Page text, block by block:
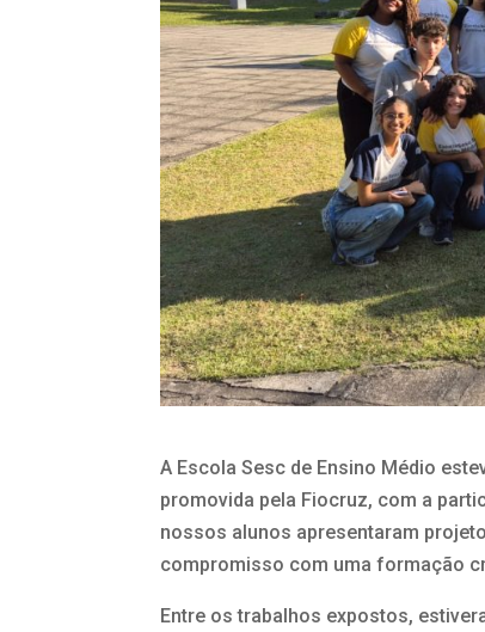
A Escola Sesc de Ensino Médio
promovida pela Fiocruz, com a
nossos alunos apresentaram
compromisso com uma formação
Entre os trabalhos expostos,